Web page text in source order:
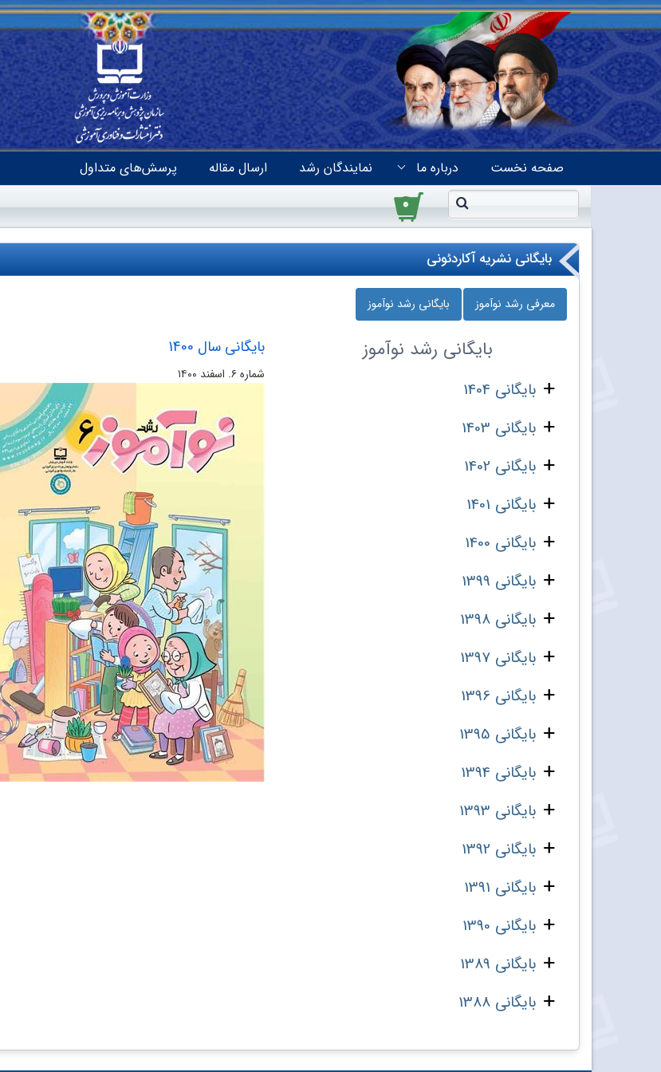
صفحه نخست درباره ما نمایندگان رشد ارسال مقاله پرسش‌های متداول
۰
بایگانی نشریه آکاردئونی
معرفی رشد نوآموز بایگانی رشد نوآموز
بایگانی رشد نوآموز
بایگانی 1404
بایگانی 1403
بایگانی 1402
بایگانی 1401
بایگانی 1400
بایگانی 1399
بایگانی 1398
بایگانی 1397
بایگانی 1396
بایگانی 1395
بایگانی 1394
بایگانی 1393
بایگانی 1392
بایگانی 1391
بایگانی 1390
بایگانی 1389
بایگانی 1388
بایگانی سال 1400
شماره ۶. اسفند ۱۴۰۰